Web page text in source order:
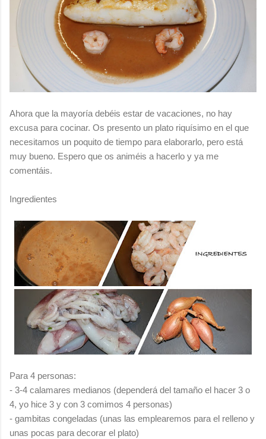
Ahora que la mayoría debéis estar de vacaciones, no hay
excusa para cocinar. Os presento un plato riquísimo en el que
necesitamos un poquito de tiempo para elaborarlo, pero está
muy bueno. Espero que os animéis a hacerlo y ya me
comentáis.
Ingredientes
Para 4 personas:
- 3-4 calamares medianos (dependerá del tamaño el hacer 3 o
4, yo hice 3 y con 3 comimos 4 personas)
- gambitas congeladas (unas las emplearemos para el relleno y
unas pocas para decorar el plato)